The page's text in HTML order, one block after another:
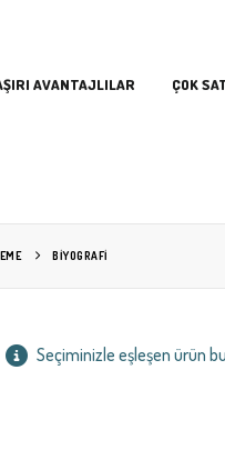
AVANTAJLILAR ÇOK
BIYOGRAFI
Seçiminizle eşleşen ürün